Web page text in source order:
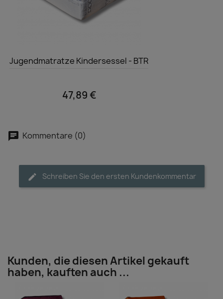

Jugendmatratze Kindersessel - BTR
47,89 €
Kommentare (0)
Schreiben Sie den ersten Kundenkommentar
Kunden, die diesen Artikel gekauft
haben, kauften auch ...